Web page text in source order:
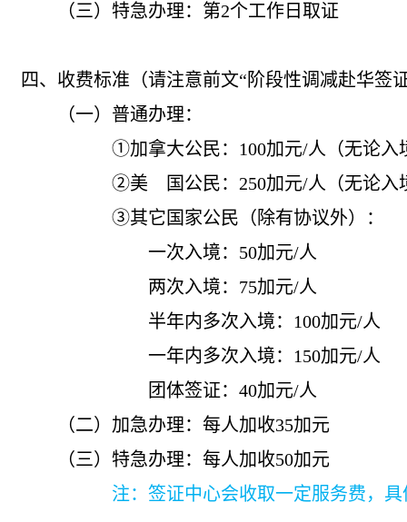
（三）特急办理： 第2个工作日取证
四、收费标准（请注意前文“阶段性调减赴华签
（一）普通办理：
①加拿大公民： 100加元/人（无论入
②美 国公民： 250加元/人（无论入
③其它国家公民（除有协议外）：
一次入境： 50加元/人
两次入境： 75加元/人
半年内多次入境：100加元/人
一年内多次入境： 150加元/人
团体签证： 40加元/人
（二）加急办理： 每人加收35加元
（三）特急办理： 每人加收50加元
注：签证中心会收取一定服务费，具体